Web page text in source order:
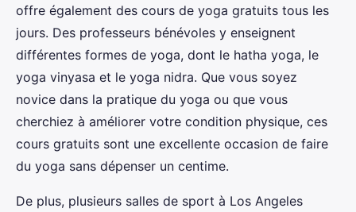
offre également des cours de yoga gratuits tous les
jours. Des professeurs bénévoles y enseignent
différentes formes de yoga, dont le hatha yoga, le
yoga vinyasa et le yoga nidra. Que vous soyez
novice dans la pratique du yoga ou que vous
cherchiez à améliorer votre condition physique, ces
cours gratuits sont une excellente occasion de faire
du yoga sans dépenser un centime.
De plus, plusieurs salles de sport à Los Angeles